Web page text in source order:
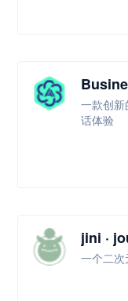
一款创
话体验
jini ·
一个二